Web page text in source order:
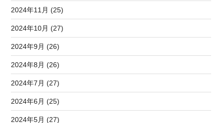
2024年11月 (25)
2024年10月 (27)
2024年9月 (26)
2024年8月 (26)
2024年7月 (27)
2024年6月 (25)
2024年5月 (27)